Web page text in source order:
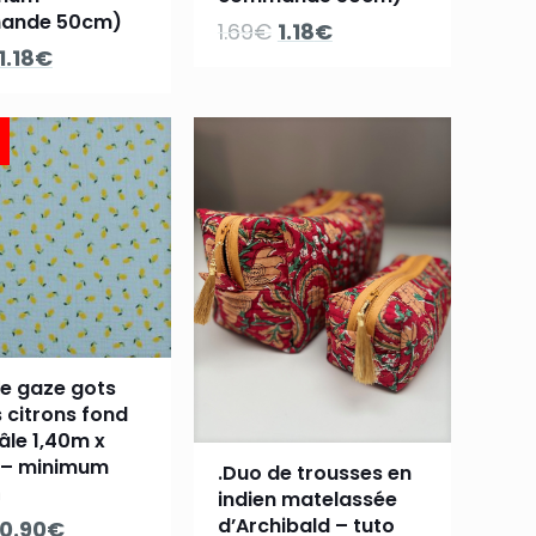
50cm)
Le
:
1.18€Le
actuel
est :
1.18€.
1.69€ Le
1.18€Le
gaze gots
citrons fond
1,40m x
minimum
Le
0.90€Le
.Duo de trousses en
indien matelassée
d’Archibald – tuto